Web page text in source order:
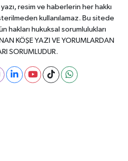
resim ve haberlerin her hakkı
kullanılamaz. Bu sitede
hakları hukuksal sorumlulukları
KÖŞE YAZI VE YORUMLARDAN
SORUMLUDUR.